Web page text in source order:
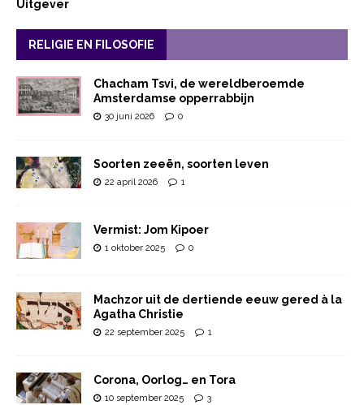
Uitgever
RELIGIE EN FILOSOFIE
Chacham Tsvi, de wereldberoemde
Amsterdamse opperrabbijn
30 juni 2026 0
Soorten zeeën, soorten leven
22 april 2026 1
Vermist: Jom Kipoer
1 oktober 2025 0
Machzor uit de dertiende eeuw gered à la
Agatha Christie
22 september 2025 1
Corona, Oorlog… en Tora
10 september 2025 3